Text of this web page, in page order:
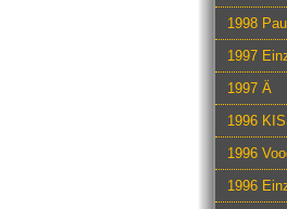
1998 Paul
1997
1997 Ä
1996
1996
1996